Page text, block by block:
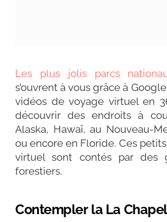
Les plus jolis parcs
s’ouvrent à vous grâce à
vidéos de voyage virtuel en
découvrir des endroits à
Alaska, Hawaï, au Nouveau-
ou encore en Floride. Ces
virtuel sont contés par des
forestiers.
Contempler la La